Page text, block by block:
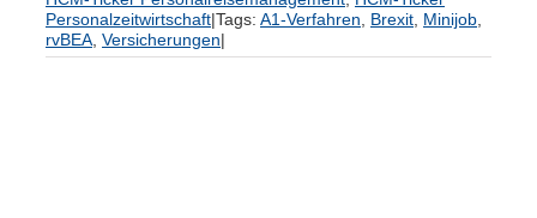
Personalzeitwirtschaft|Tags: A1-Verfahren Brexit Minijob
rvBEA Versicherungen|